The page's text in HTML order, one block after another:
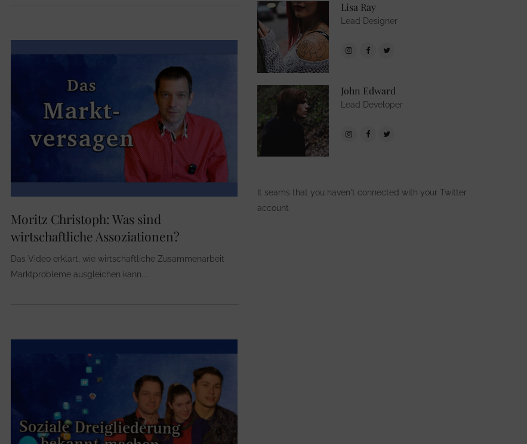
Moritz Christoph: Was sind
wirtschaftliche Assoziationen?
Das Video erklärt, wie wirtschaftliche Zusammenarbeit
Marktprobleme ausgleichen kann.
Lisa Ray
Lead Designer
John Edward
Lead Developer
It seams that you haven't connected with your Twitter
account